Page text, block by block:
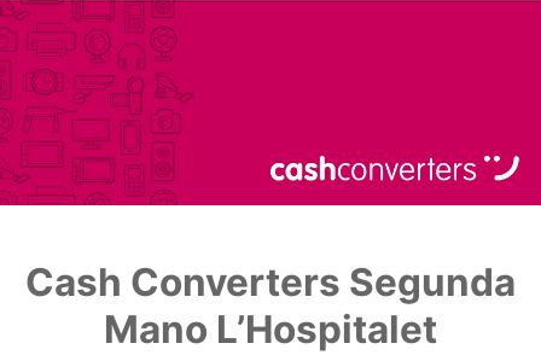
Cash Converters Segunda
Mano L’Hospitalet